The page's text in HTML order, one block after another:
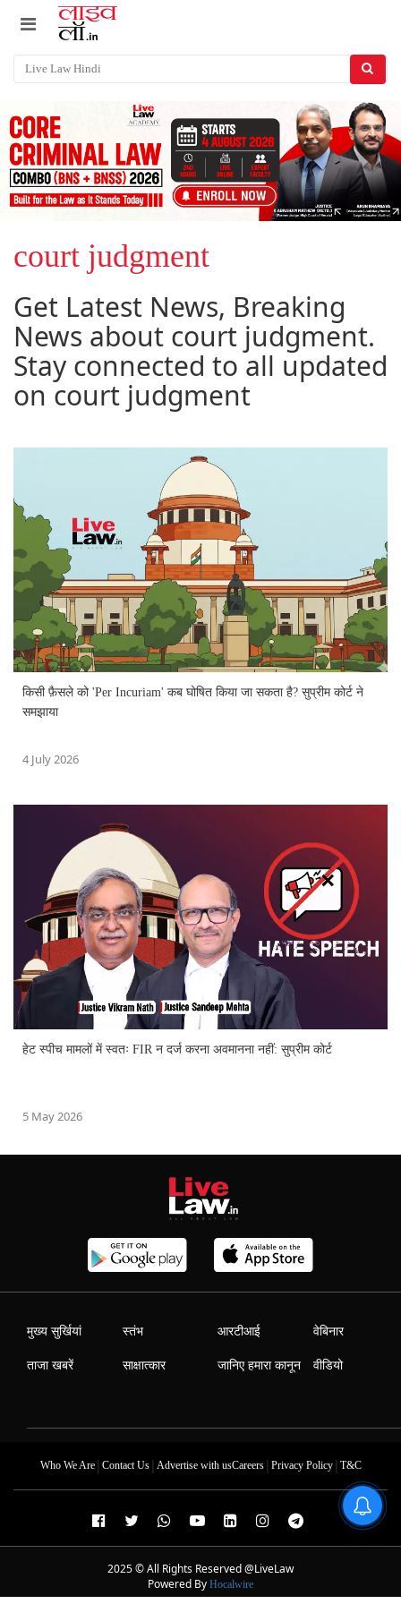
court judgment
Get Latest News, Breaking
News about court judgment.
Stay connected to all updated
on court judgment
किसी फ़ैसले को 'Per Incuriam' कब घोषित किया जा सकता है? सुप्रीम कोर्ट ने
समझाया
4 July 2026
हेट स्पीच मामलों में स्वतः FIR न दर्ज करना अवमानना नहीं: सुप्रीम कोर्ट
5 May 2026
मुख्य सुर्खियां
ताजा खबरें
स्तंभ
साक्षात्कार
आरटीआई
जानिए हमारा कानून
वेबिनार
वीडियो
Who We Are| Contact Us| Advertise with usCareers| Privacy Policy| T&C
2025 © All Rights Reserved @LiveLaw
Powered By Hocalwire